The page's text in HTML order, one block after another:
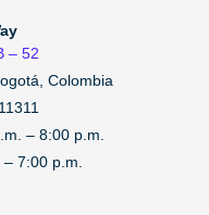
– 52
Colombia
– 8:00 p.m.
7:00 p.m.